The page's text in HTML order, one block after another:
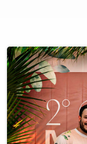
Consultor,
aumentar
comerciais e
Negócios 7B
do Prefeito